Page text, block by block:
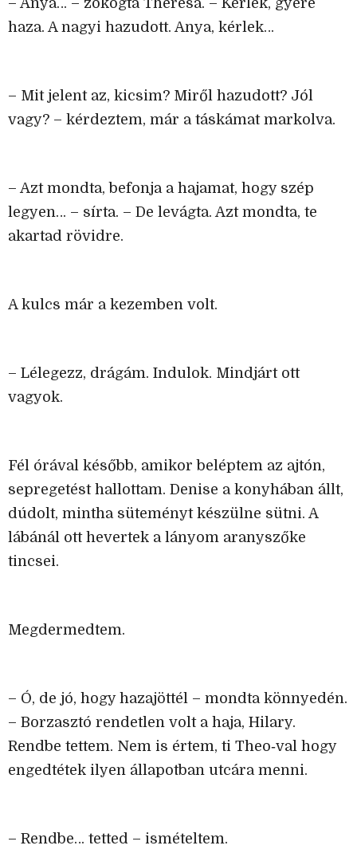
– Anya… – zokogta Theresa. – Kérlek, gyere
haza. A nagyi hazudott. Anya, kérlek…
– Mit jelent az, kicsim? Miről hazudott? Jól
vagy? – kérdeztem, már a táskámat markolva.
– Azt mondta, befonja a hajamat, hogy szép
legyen… – sírta. – De levágta. Azt mondta, te
akartad rövidre.
A kulcs már a kezemben volt.
– Lélegezz, drágám. Indulok. Mindjárt ott
vagyok.
Fél órával később, amikor beléptem az ajtón,
sepregetést hallottam. Denise a konyhában állt,
dúdolt, mintha süteményt készülne sütni. A
lábánál ott hevertek a lányom aranyszőke
tincsei.
Megdermedtem.
– Ó, de jó, hogy hazajöttél – mondta könnyedén.
– Borzasztó rendetlen volt a haja, Hilary.
Rendbe tettem. Nem is értem, ti Theo‑val hogy
engedtétek ilyen állapotban utcára menni.
– Rendbe… tetted – ismételtem.